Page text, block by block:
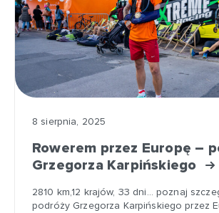
8 sierpnia, 2025
Rowerem przez Europę –
Grzegorza Karpińskiego
2810 km,12 krajów, 33 dni... poznaj
podróży Grzegorza Karpińskiego przez